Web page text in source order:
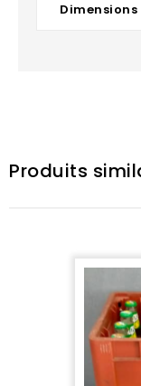
Dimensions
Produits